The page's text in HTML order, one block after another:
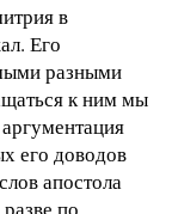
в
Его
разными
к ним мы
его доводов
апостола